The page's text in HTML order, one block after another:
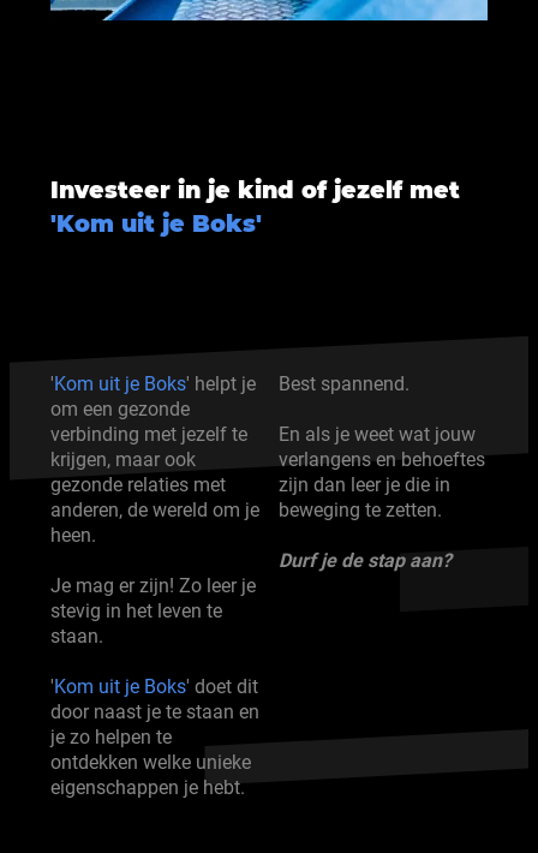
Investeer in je kind of jezelf met
'Kom uit je Boks'
'Kom uit je Boks' helpt je
om een gezonde
verbinding met jezelf te
krijgen, maar ook
gezonde relaties met
anderen, de wereld om je
heen.
Je mag er zijn! Zo leer je
stevig in het leven te
staan.
'Kom uit je Boks' doet dit
door naast je te staan en
je zo helpen te
ontdekken welke unieke
eigenschappen je hebt.
Best spannend.
En als je weet wat jouw
verlangens en behoeftes
zijn dan leer je die in
beweging te zetten.
Durf je de stap aan?